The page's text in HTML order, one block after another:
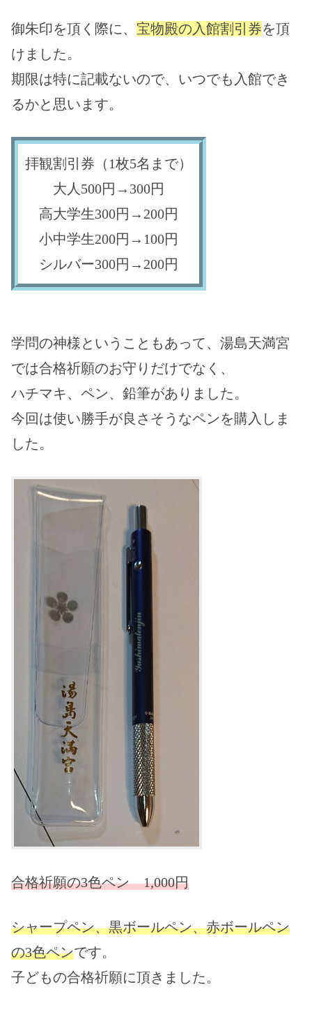
御朱印を頂く際に、 宝物殿の入館割引券を頂
けました。
期限は特に記載ないので、いつでも入館でき
るかと思います。
拝観割引券（1枚5名まで）
大人500円→300円
高大学生300円→200円
小中学生200円→100円
シルバー300円→200円
学問の神様ということもあって、湯島天満宮
では合格祈願のお守り だけでなく、
ハチマキ、ペン、鉛筆がありました。
今回は使い勝手が良さそうなペンを購入しま
した。
合格祈願の3色ペン 1,000円
シャープペン、黒ボールペン、赤ボールペン
の3色ペンです。
子どもの合格祈願に頂きました。